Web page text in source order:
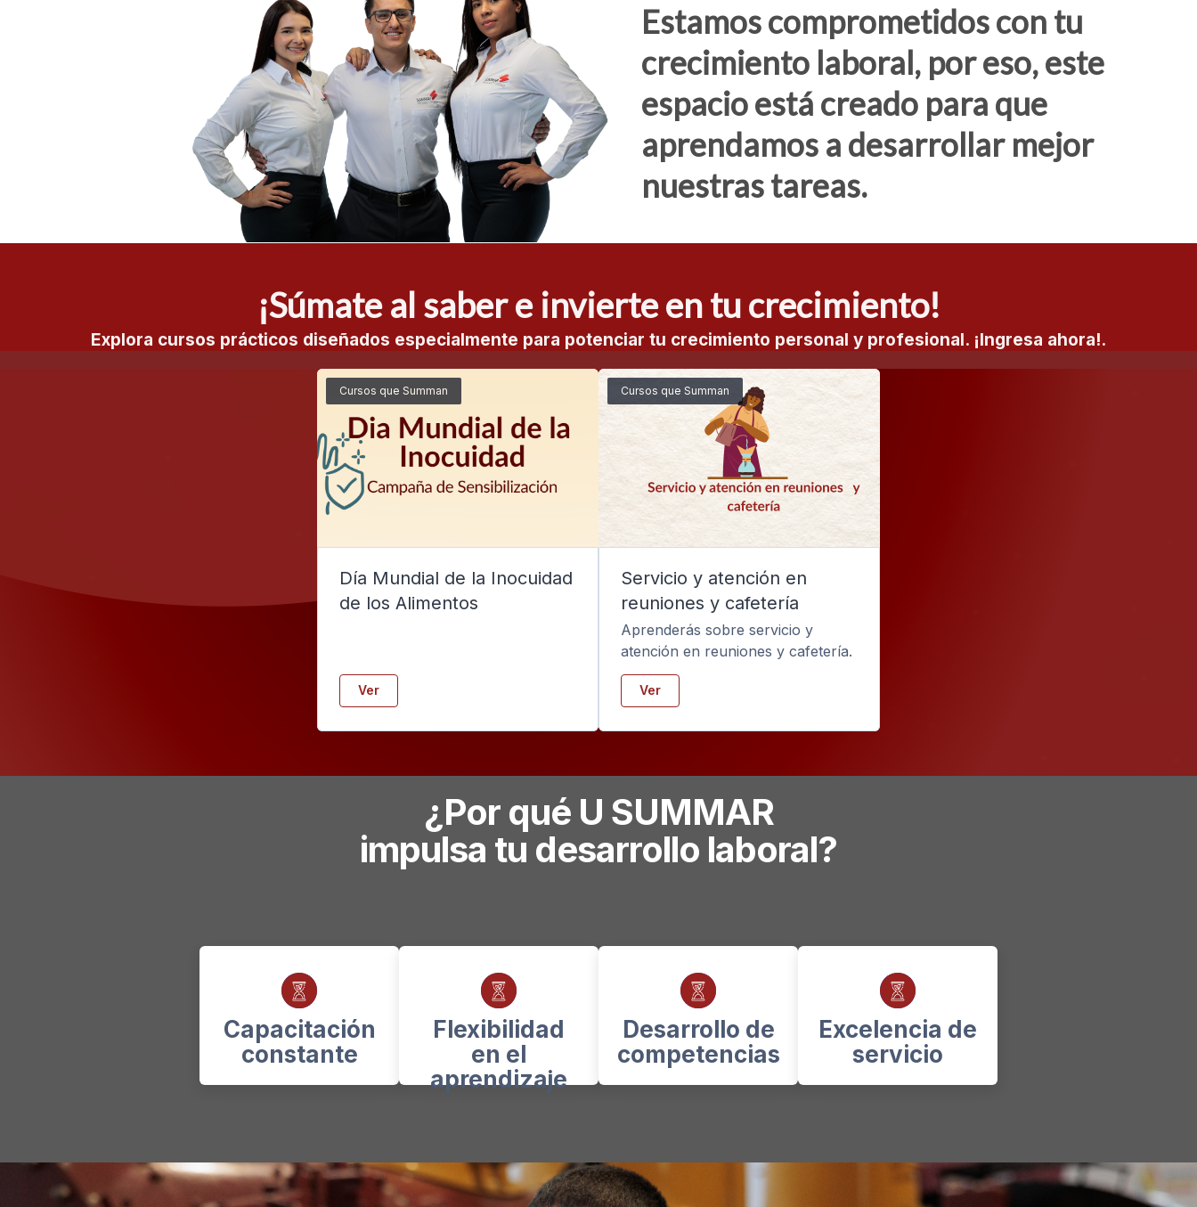
Estamos comprometidos con tu
crecimiento laboral, por eso, este
espacio está creado para que
aprendamos a desarrollar mejor
nuestras tareas.
¡Súmate al saber e invierte en tu crecimiento!
Explora cursos prácticos diseñados especialmente para potenciar tu crecimiento personal y profesional. ¡Ingresa ahora!.
Cursos que Summan
Día Mundial de la Inocuidad
de los Alimentos
Ver
Cursos que Summan
Servicio y atención en
reuniones y cafetería
Aprenderás sobre servicio y
atención en reuniones y cafetería.
Ver
¿Por qué U SUMMAR
impulsa tu desarrollo laboral?
Capacitación
constante
Flexibilidad
en el
aprendizaje
Desarrollo de
competencias
Excelencia de
servicio